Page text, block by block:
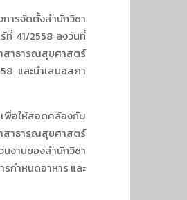
ารจัดตั้งสำนักวิชา
41/2558 ลงวันที่
สาธารณสุขศาสตร์
และนำเสนอสภา
พื่อให้สอดคล้องกับ
สาธารณสุขศาสตร์
งานของสำนักวิชา
กำหนดอาหาร และ